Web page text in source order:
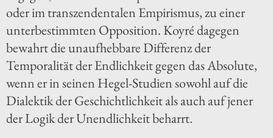
oder im transzendentalen Empirismus, zu einer
unterbestimmten Opposition. Koyré dagegen
bewahrt die unaufhebbare Differenz der
Temporalität der Endlichkeit gegen das Absolute,
wenn er in seinen Hegel-Studien sowohl auf die
Dialektik der Geschichtlichkeit als auch auf jener
der Logik der Unendlichkeit beharrt.